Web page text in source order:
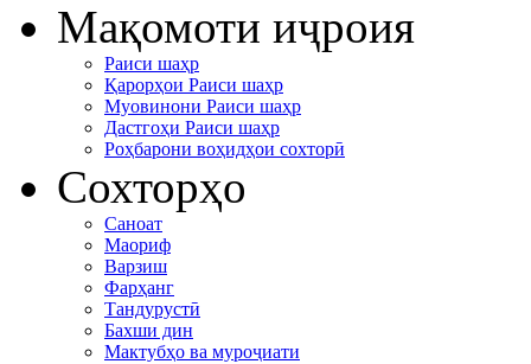
Мақомоти иҷроия
Раиси шаҳр
Қарорҳои Раиси шаҳр
Муовинони Раиси шаҳр
Дастгоҳи Раиси шаҳр
Роҳбарони воҳидҳои сохторӣ
Сохторҳо
Саноат
Маориф
Варзиш
Фарҳанг
Тандурустӣ
Бахши дин
Мактубҳо ва муроҷиати